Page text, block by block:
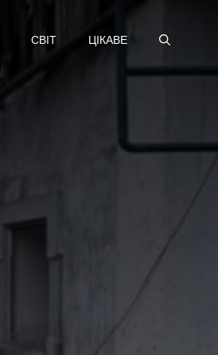
СВІТ ЦІКАВЕ